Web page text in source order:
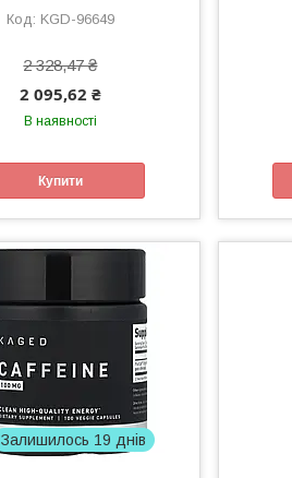
KGD-96649
2 328,47 ₴
2 095,62 ₴
В наявності
Купити
Залишилось 19 днів